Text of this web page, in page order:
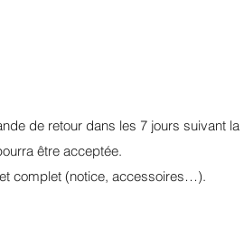
de retour dans les 7 jours suivant la
être acceptée.
complet (notice, accessoires…).